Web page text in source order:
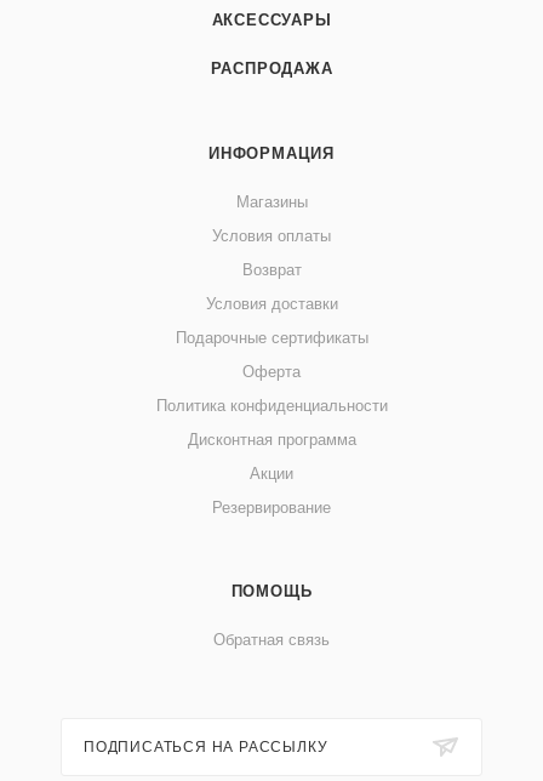
АКСЕССУАРЫ
РАСПРОДАЖА
ИНФОРМАЦИЯ
Магазины
Условия оплаты
Возврат
Условия доставки
Подарочные сертификаты
Оферта
Политика конфиденциальности
Дисконтная программа
Акции
Резервирование
ПОМОЩЬ
Обратная связь
ПОДПИСАТЬСЯ НА РАССЫЛКУ